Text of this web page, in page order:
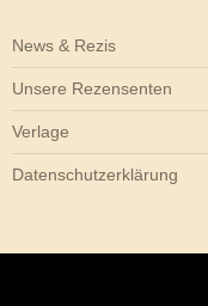
News & Rezis
Unsere Rezensenten
Verlage
Datenschutzerklärung